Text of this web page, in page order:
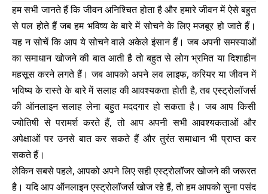
हम सभी जानते हैं कि जीवन अनिश्चित होता है और हमारे जीवन में ऐसे बहुत
से पल होते हैं जब हम भविष्य के बारे में सोचने के लिए मजबूर हो जाते हैं।
यह न सोचें कि आप ये सोचने वाले अकेले इंसान हैं। जब अपनी समस्याओं
का समाधान खोजने की बात आती है तो बहुत से लोग भ्रमित या दिशाहीन
महसूस करने लगते हैं। जब आपको अपने लव लाइफ, करियर या जीवन में
भविष्य के रास्ते के बारे में सलाह की आवश्यकता होती है, तब एस्ट्रोलॉजर्स
की ऑनलाइन सलाह लेना बहुत मददगार हो सकता है। जब आप किसी
ज्योतिषी से परामर्श करते हैं, तो आप अपनी सभी आवश्यकताओं और
अपेक्षाओं पर उनसे बात कर सकते हैं और तुरंत समाधान भी प्राप्त कर
सकते हैं।
लेकिन सबसे पहले, आपको अपने लिए सही एस्ट्रोलॉजर खोजने की जरूरत
है। यदि आप ऑनलाइन एस्ट्रोलॉजर्स खोज रहे हैं, तो हम आपको सुना पसंद